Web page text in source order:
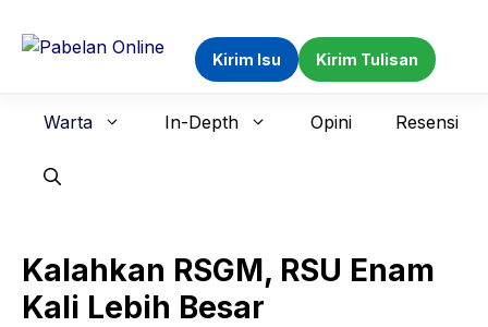
Kirim Isu Kirim Tulisan
Warta In-Depth Opini Resensi
Kalahkan RSGM, RSU Enam
Kali Lebih Besar